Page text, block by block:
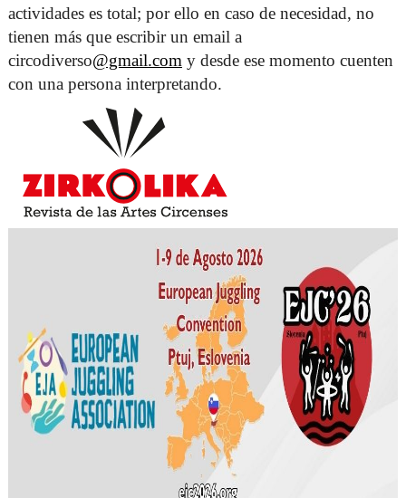
actividades es total; por ello en caso de necesidad, no
tienen más que escribir un email a
circodiverso@gmail.com y desde ese momento cuenten
con una persona interpretando.